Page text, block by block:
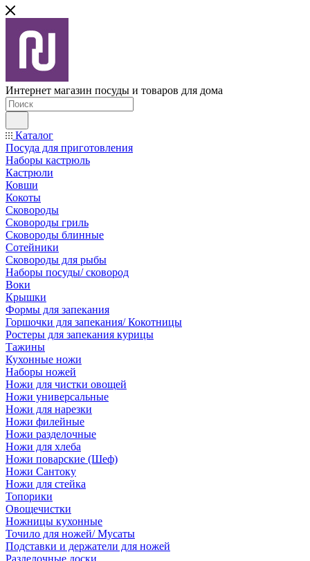
Интернет магазин посуды и товаров для дома
Каталог
Посуда для приготовления
Наборы кастрюль
Кастрюли
Ковши
Кокоты
Сковороды
Сковороды гриль
Сковороды блинные
Сотейники
Сковороды для рыбы
Наборы посуды/ сковород
Воки
Крышки
Формы для запекания
Горшочки для запекания/ Кокотницы
Ростеры для запекания курицы
Тажины
Кухонные ножи
Наборы ножей
Ножи для чистки овощей
Ножи универсальные
Ножи для нарезки
Ножи филейные
Ножи разделочные
Ножи для хлеба
Ножи поварские (Шеф)
Ножи Сантоку
Ножи для стейка
Топорики
Овощечистки
Ножницы кухонные
Точило для ножей/ Мусаты
Подставки и держатели для ножей
Разделочные доски